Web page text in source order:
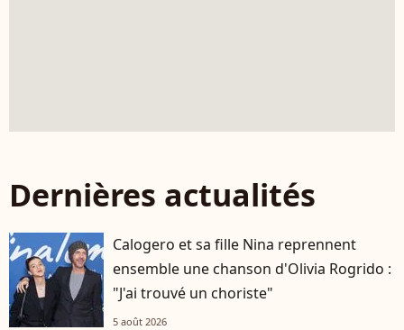
Dernières actualités
Calogero et sa fille Nina reprennent
ensemble une chanson d'Olivia Rogrido :
"J'ai trouvé un choriste"
5 août 2026